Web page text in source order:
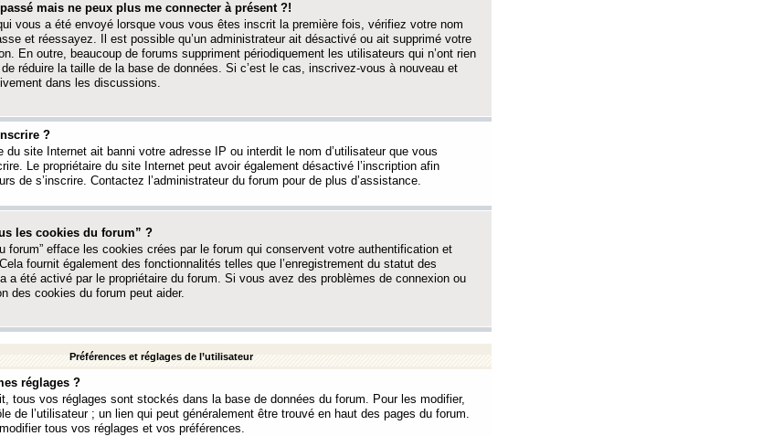
mais ne peux plus me connecter à présent ?!
vous a été envoyé lorsque vous vous êtes inscrit la première fois, vérifiez votre nom
et réessayez. Il est possible qu’un administrateur ait désactivé ou ait supprimé votre
En outre, beaucoup de forums suppriment périodiquement les utilisateurs qui n’ont rien
réduire la taille de la base de données. Si c’est le cas, inscrivez-vous à nouveau et
dans les discussions.
?
du site Internet ait banni votre adresse IP ou interdit le nom d’utilisateur que vous
Le propriétaire du site Internet peut avoir également désactivé l’inscription afin
de s’inscrire. Contactez l’administrateur du forum pour de plus d’assistance.
les cookies du forum” ?
forum” efface les cookies crées par le forum qui conservent votre authentification et
fournit également des fonctionnalités telles que l’enregistrement du statut des
a été activé par le propriétaire du forum. Si vous avez des problèmes de connexion ou
des cookies du forum peut aider.
Préférences et réglages de l’utilisateur
réglages ?
tous vos réglages sont stockés dans la base de données du forum. Pour les modifier,
de l’utilisateur ; un lien qui peut généralement être trouvé en haut des pages du forum.
tous vos réglages et vos préférences.